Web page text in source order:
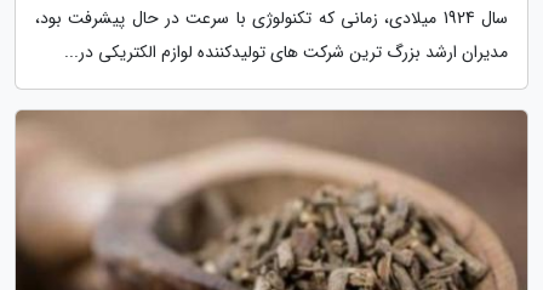
سال 1924 میلادی، زمانی که تکنولوژی با سرعت در حال پیشرفت بود،
مدیران ارشد بزرگ ترین شرکت های تولیدکننده لوازم الکتریکی در...